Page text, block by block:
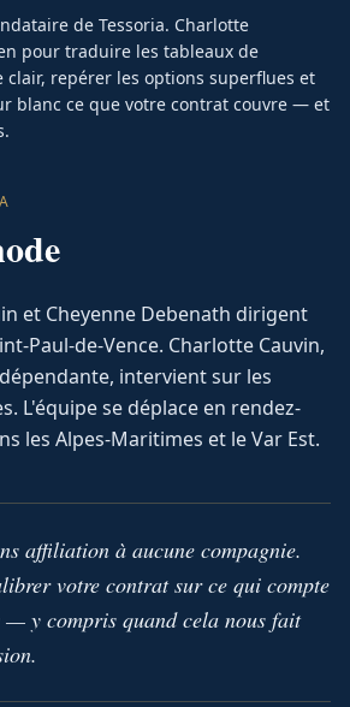
de Tessoria. Charlotte
pour traduire les tableaux de
repérer les options superflues et
blanc ce que votre contrat couvre — et
et Cheyenne Debenath dirigent
Paul-de-Vence. Charlotte Cauvin,
intervient sur les
L'équipe se déplace en rendez-
les Alpes-Maritimes et le Var Est.
affiliation à aucune compagnie.
votre contrat sur ce qui compte
y compris quand cela nous fait